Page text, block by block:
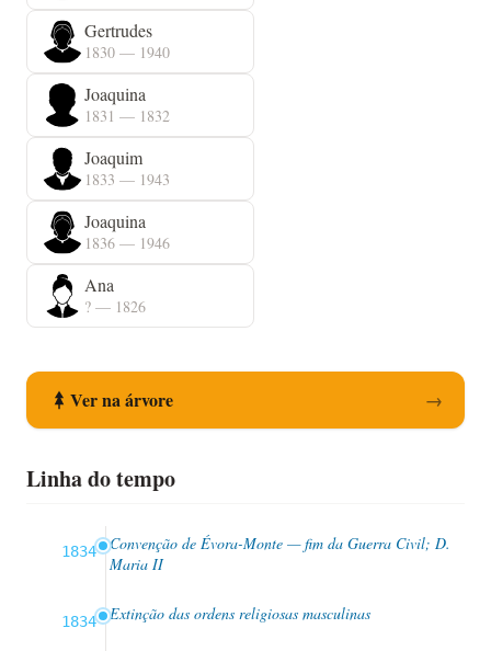
Gertrudes
1830 — 1940
Joaquina
1831 — 1832
Joaquim
1833 — 1943
Joaquina
1836 — 1946
Ana
? — 1826
Ver na árvore →
Linha do tempo
1834
Convenção de Évora-Monte — fim da Guerra Civil; D.
Maria II
1834 Extinção das ordens religiosas masculinas